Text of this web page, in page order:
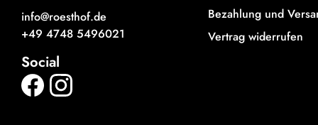
info@roesthof.de
+49 4748 5496021
Social
Bezahlung und
Vertrag widerrufen